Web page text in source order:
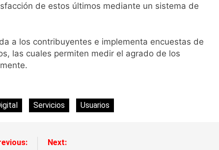
de estos últimos mediante un sistema de
a los contribuyentes e implementa encuestas de
las cuales permiten medir el agrado de los
Servicios Usuarios
Next: